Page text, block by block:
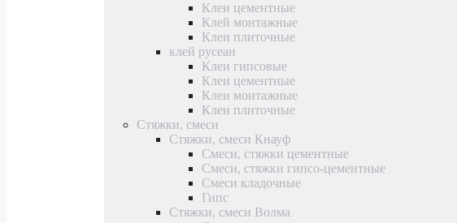
Клеи цементные
Клей монтажные
Клеи плиточные
клей русеан
Клеи гипсовые
Клеи цементные
Клеи монтажные
Клеи плиточные
Стяжки, смеси
Стяжки, смеси Кнауф
Смеси, стяжки цементные
Смеси, стяжки гипсо-цементные
Смеси кладочные
Гипс
Стяжки, смеси Волма